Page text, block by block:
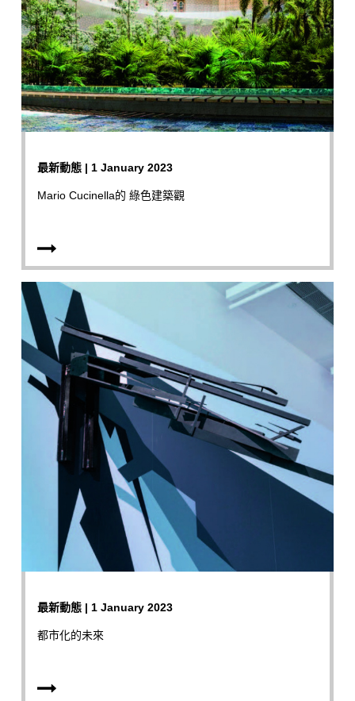
最新動態 | 1 January 2023
Mario Cucinella的 綠色建築觀
最新動態 | 1 January 2023
都市化的未來